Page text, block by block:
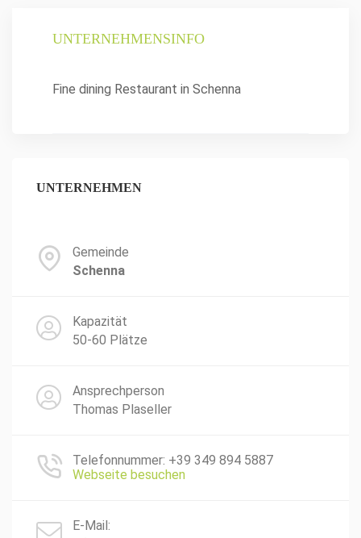
UNTERNEHMENSINFO
Fine dining Restaurant in Schenna
UNTERNEHMEN
Gemeinde
Schenna
Kapazität
50-60 Plätze
Ansprechperson
Thomas Plaseller
Telefonnummer: +39 349 894 5887
Webseite besuchen
E-Mail: